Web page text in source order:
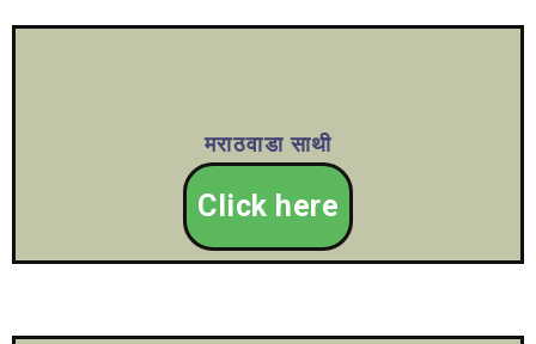
मराठवाडा साथी
Click here